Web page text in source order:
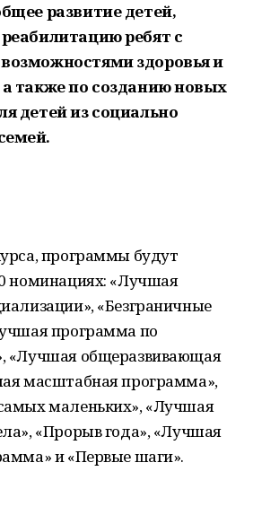
развитие детей,
ребят с
здоровья и
также по созданию новых
детей из социально
программы будут
номинациях: «Лучшая
«Безграничные
программа по
«Лучшая общеразвивающая
масштабная программа»,
маленьких», «Лучшая
«Прорыв года», «Лучшая
и «Первые шаги».